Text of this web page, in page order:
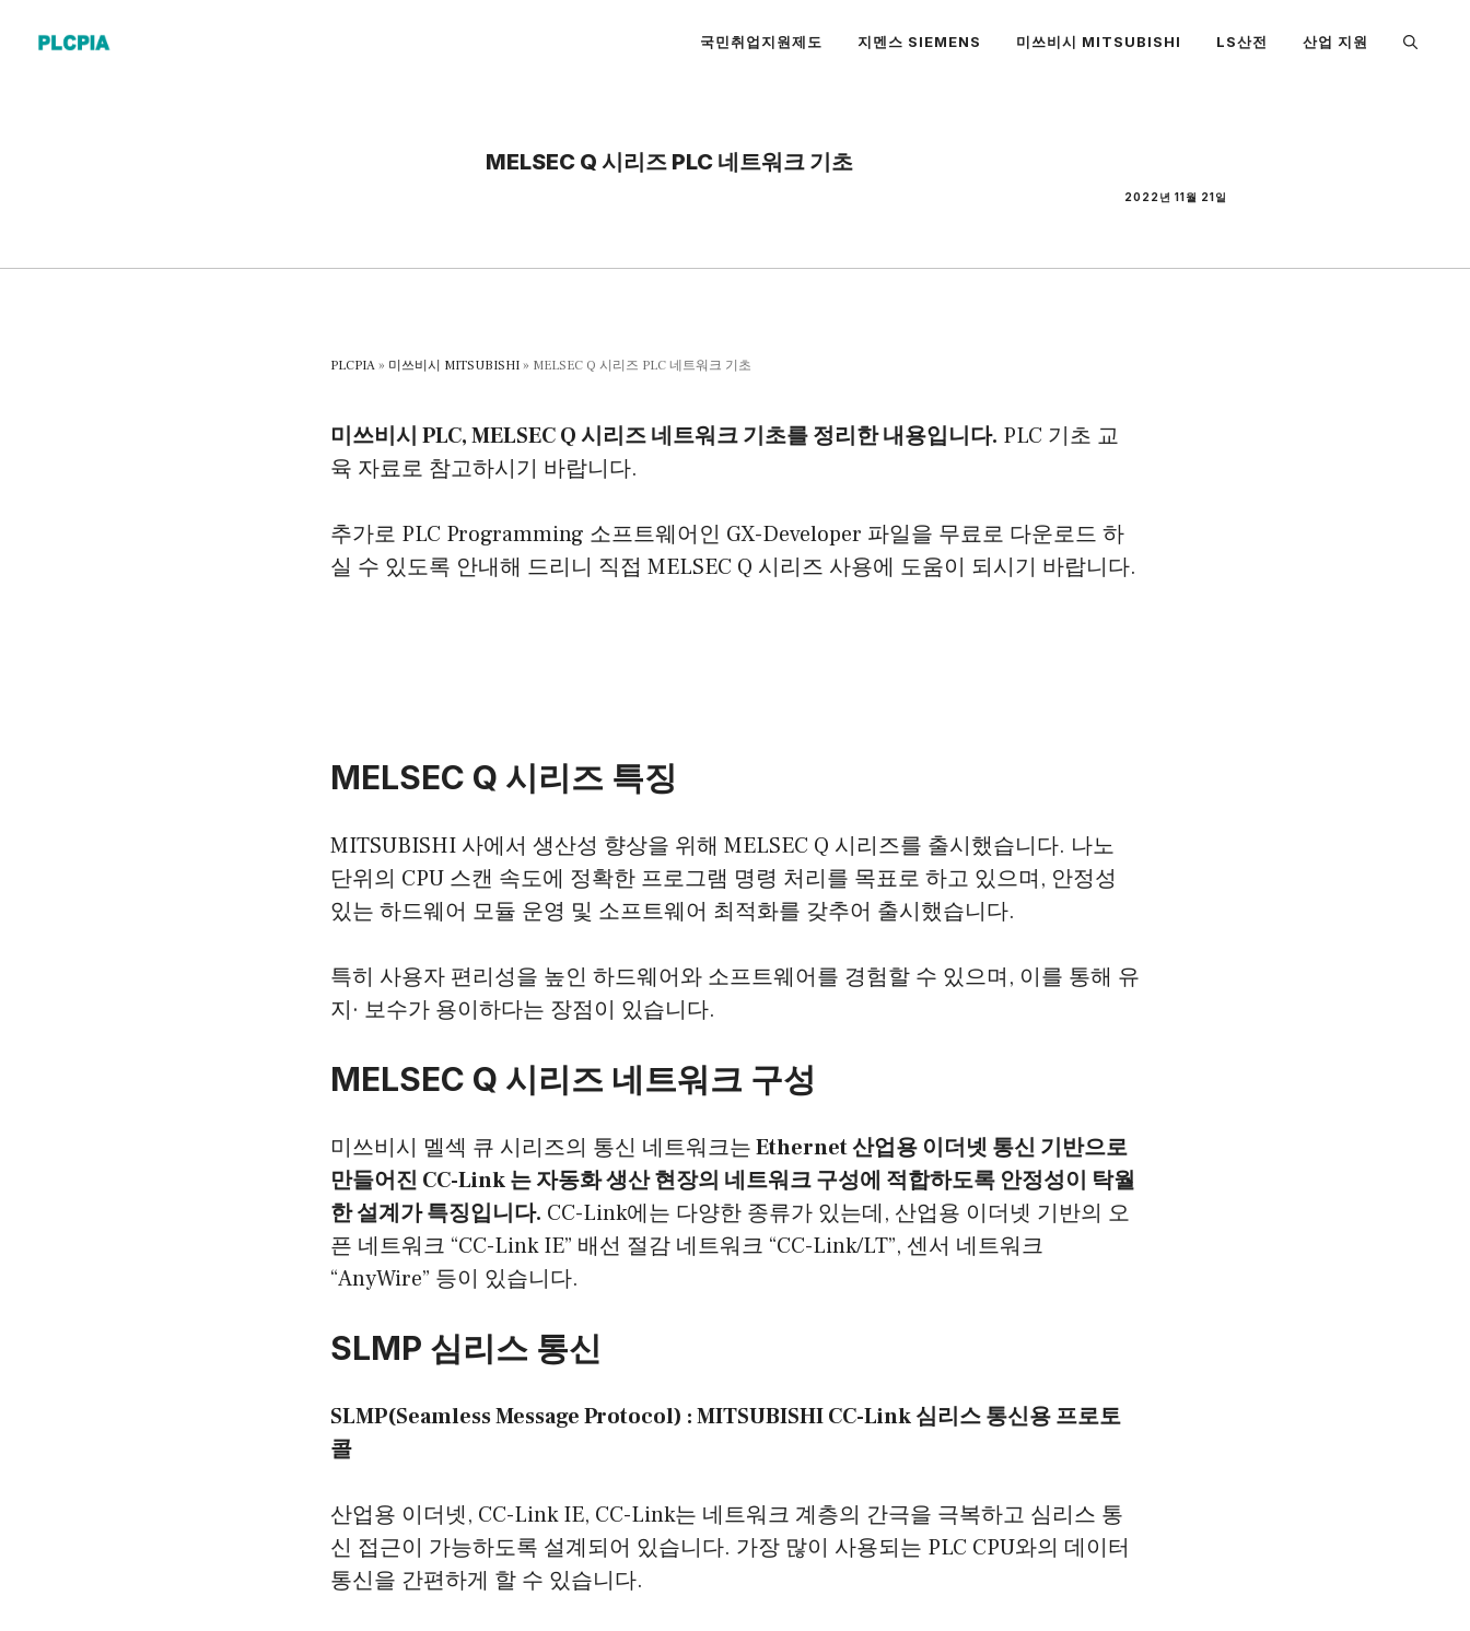
국민취업지원제도 지멘스 SIEMENS 미쓰비시 MITSUBISHI LS산전 산업 지원
MELSEC Q 시리즈 PLC 네트워크 기초
2022년 11월 21일
PLCPIA » 미쓰비시 MITSUBISHI » MELSEC Q 시리즈 PLC 네트워크 기초
미쓰비시 PLC, MELSEC Q 시리즈 네트워크 기초를 정리한 내용입니다. PLC 기초 교
육 자료로 참고하시기 바랍니다.
추가로 PLC Programming 소프트웨어인 GX-Developer 파일을 무료로 다운로드 하
실 수 있도록 안내해 드리니 직접 MELSEC Q 시리즈 사용에 도움이 되시기 바랍니다.
MELSEC Q 시리즈 특징
MITSUBISHI 사에서 생산성 향상을 위해 MELSEC Q 시리즈를 출시했습니다. 나노
단위의 CPU 스캔 속도에 정확한 프로그램 명령 처리를 목표로 하고 있으며, 안정성
있는 하드웨어 모듈 운영 및 소프트웨어 최적화를 갖추어 출시했습니다.
특히 사용자 편리성을 높인 하드웨어와 소프트웨어를 경험할 수 있으며, 이를 통해 유
지· 보수가 용이하다는 장점이 있습니다.
MELSEC Q 시리즈 네트워크 구성
미쓰비시 멜섹 큐 시리즈의 통신 네트워크는Ethernet 산업용 이더넷 통신 기반으로
만들어진 CC-Link 는 자동화 생산 현장의 네트워크 구성에 적합하도록 안정성이 탁월
한 설계가 특징입니다. CC-Link에는 다양한 종류가 있는데, 산업용 이더넷 기반의 오
픈 네트워크 “CC-Link IE” 배선 절감 네트워크 “CC-Link/LT”, 센서 네트워크
“AnyWire” 등이 있습니다.
SLMP 심리스 통신
SLMP(Seamless Message Protocol) : MITSUBISHI CC-Link 심리스 통신용 프로토
콜
산업용 이더넷, CC-Link IE, CC-Link는 네트워크 계층의 간극을 극복하고 심리스 통
신 접근이 가능하도록 설계되어 있습니다. 가장 많이 사용되는 PLC CPU와의 데이터
통신을 간편하게 할 수 있습니다.